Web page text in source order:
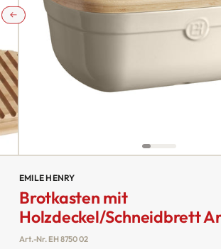
EMILE HENRY
Brotkasten mit
Holzdeckel/Schneidbrett
Art.-Nr. EH 8750 02